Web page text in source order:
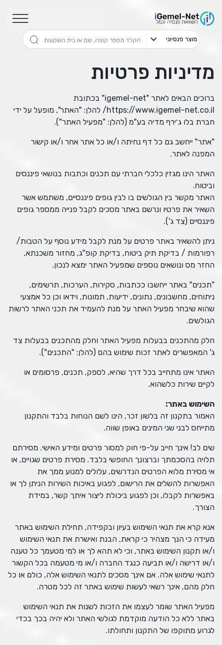
מדיניות פרטיות
ברוכים הבאים לאתר "igemel-net" בכתובת
https://www.igemel-net.co.il/ להלן: "האתר", מופעל על ידי
חברת בלו ג׳ירף מדיה בע"מ (להלן: "מפעיל האתר").
"אתר" ייחשב גם כל דף נחיתה ו/או כל אתר אחר ו/או קישור
המפנה לאתר.
האתר הינו מגזין כלכלי חברתי עם תכנים וכתבות בנושאי פיננסים
וביטוח.
האתר מקשר בין הגולשים בו לבין גופים פיננסיים, משתמש אשר
השאיר את פרטיו ונרשם באתר מסכים לקבל פנייה ממספר גופים
פיננסיים (צד ג').
ניתן להשאיר באתר פרטים על מנת לקבל מידע נוסף על הטבות/
רפורמות / בדיקת תיק ביטוח, בדיקת קופ"ג, מחזור משכנתא,
החזר מס ונושאים נוספים שמפעיל האתר ימצא לנכון.
"תכנים" באתר ייחשבו ככתבות, סקירות, הערכות, תרשימים,
ניתוחים, מחשבונים, נתונים, ידיעות, תמונות, וידאו וכן כל אמצעי
שהוא שיבחר מפעיל האתר על מנת להעמיד את תכני האתר לרשות
הגולשים.
חלק מהתכנים בבעלות מפעיל האתר וחלק מהתכנים בבעלות צד
ג' המאפשרים לאתר זכות שימוש בהם (להלן: "התכנים").
האתר אינו מתחייב בכל דרך שהיא, לספק, תכנים, פרסומים או
לקיים שירות כלשהוא.
השימוש באתר:
האמור בתקנון זה בלשון זכר, הינו לשם הנוחות בלבד והתקנון
מתייחס לבני שני המינים באופן שווה.
שים לב! אינך חייב על-פי חוק למסור פרטים ומידע האישי. מסירתם
תלויה בהסכמתך וברצונך החופשי בלבד. מסירת פרטים שגויים, או
אי מסירת מלוא הפרטים הנדרשים, עלולים למנוע ממך את
האפשרות להשלים את הרישום, לפגוע באיכות השירות הניתן לך או
באפשרות לקבלו, וכן לפגוע ביכולת ליצור איתך קשר, במידת
הצורך.
אנא קרא את תנאי השימוש בעיון ובקפידה, תחילת השימוש באתר
מעידה כי הנך מצהיר כי קראת, הבנת ואישרת את תנאי השימוש
ו/או תקנון השימוש באתר, וכי לא תהא לך או למי מטעמך כל טענה
ו/או דרישה ו/או תביעה כנגד החברה ו/או מי מטעמה בכל הקשור
לתנאי שימוש אלה. אם אינך מסכים לתנאי השימוש אלה, כולם או כל
חלק מהם, אינך רשאי לעשות שימוש באתר זה לכל מטרה.
מפעיל האתר שומר לעצמו את הזכות לשנות את תנאי השימוש
באתר ללא כל הודעה מוקדמת לגולשי האתר ולא יהיה בכך בכדי
לגרוע מתוקפו של התקנון ותחולתו.